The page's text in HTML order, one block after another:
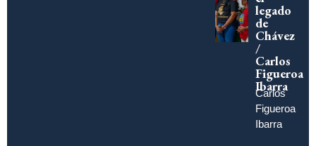
legado
de
Chávez
/
Carlos
Figueroa
Ibarra
Carlos
Figueroa
Ibarra